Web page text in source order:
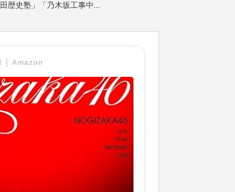
歴史塾」「乃木坂工事中...
│ Amazon